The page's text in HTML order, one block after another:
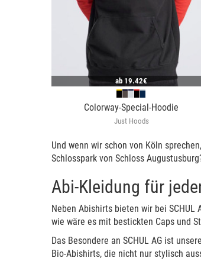
ab 19.42€
Colorway-Special-Hoodie
Just Hoods
Und wenn wir schon von Köln
Schlosspark von Schloss
Abi-Kleidung für
Neben Abishirts bieten wir bei
wie wäre es mit bestickten Caps und
Das Besondere an SCHUL AG ist
Bio-Abishirts, die nicht nur stylisch